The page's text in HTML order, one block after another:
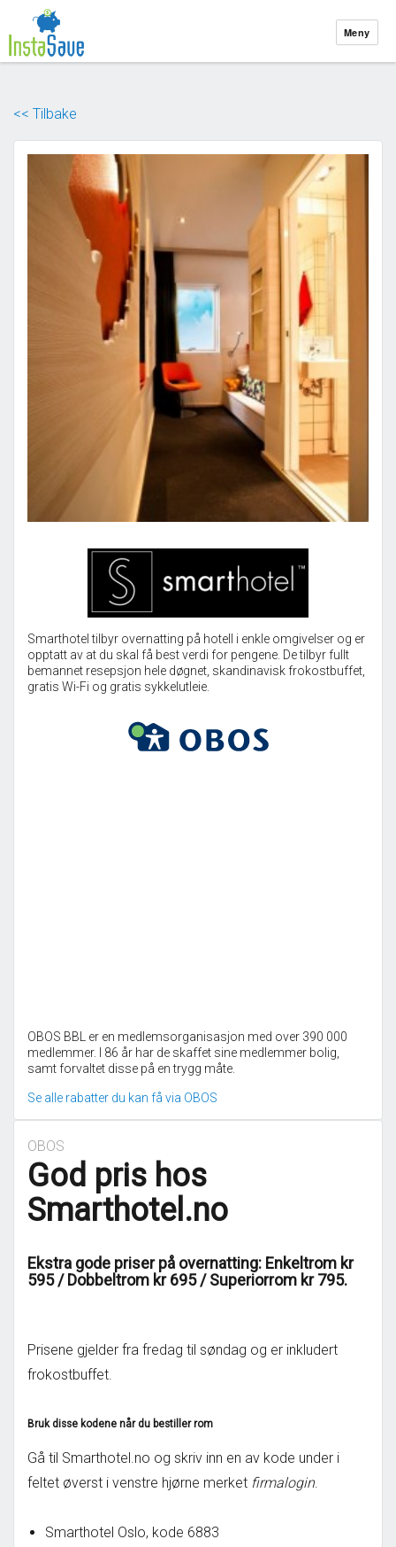
Meny
Blogg
<< Tilbake
Smarthotel tilbyr overnatting på hotell i enkle omgivelser og er
opptatt av at du skal få best verdi for pengene. De tilbyr fullt
bemannet resepsjon hele døgnet, skandinavisk frokostbuffet,
gratis Wi-Fi og gratis sykkelutleie.
OBOS BBL er en medlemsorganisasjon med over 390 000
medlemmer. I 86 år har de skaffet sine medlemmer bolig,
samt forvaltet disse på en trygg måte.
Se alle rabatter du kan få via OBOS
OBOS
God pris hos
Smarthotel.no
Ekstra gode priser på overnatting: Enkeltrom kr
595 / Dobbeltrom kr 695 / Superiorrom kr 795.
Prisene gjelder fra fredag til søndag og er inkludert
frokostbuffet.
Bruk disse kodene når du bestiller rom
Gå til Smarthotel.no og skriv inn en av kode under i
feltet øverst i venstre hjørne merket firmalogin.
Smarthotel Oslo, kode 6883